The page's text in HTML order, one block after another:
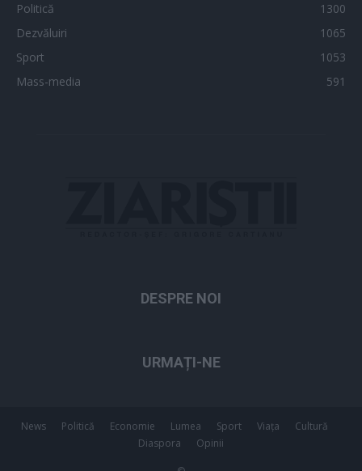
Politică
1300
Dezvăluiri
1065
Sport
1053
Mass-media
591
DESPRE NOI
URMAȚI-NE
News Politică Economie Lumea Sport Viața
Cultură
Diaspora
Opinii